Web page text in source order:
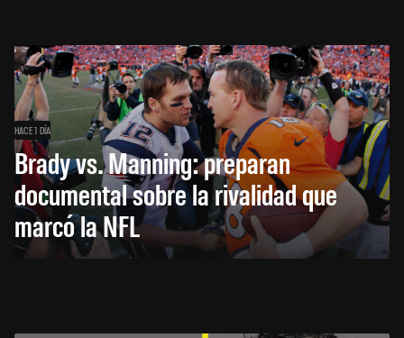
HACE 1 DÍA
Brady vs. Manning: preparan
documental sobre la rivalidad que
marcó la NFL